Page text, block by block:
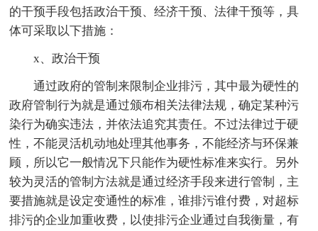
的干预手段包括政治干预、经济干预、法律干预等，具
体可采取以下措施：
x、政治干预
通过政府的管制来限制企业排污，其中最为硬性的
政府管制行为就是通过颁布相关法律法规，确定某种污
染行为确实违法，并依法追究其责任。不过法律过于硬
性，不能灵活机动地处理其他事务，不能经济与环保兼
顾，所以它一般情况下只能作为硬性标准来实行。另外
较为灵活的管制方法就是通过经济手段来进行管制，主
要措施就是设定变通性的标准，谁排污谁付费，对超标
排污的企业加重收费，以使排污企业通过自我衡量，有